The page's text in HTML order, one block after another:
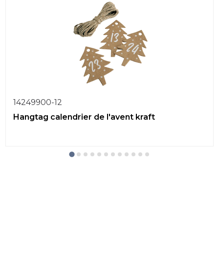
14249900-12
Hangtag calendrier de l'avent kraft